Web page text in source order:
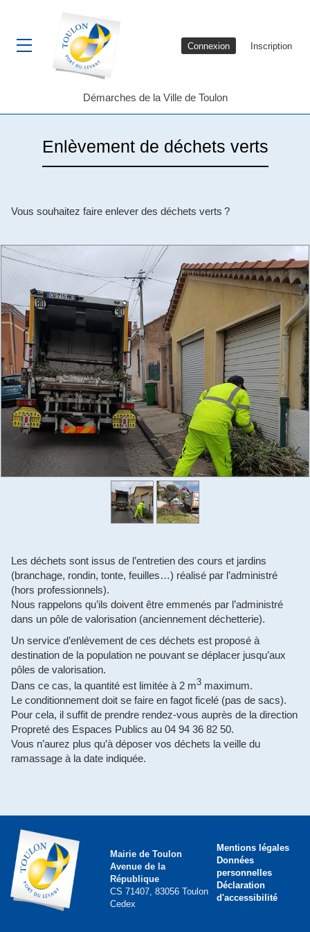
Connexion Inscription
Démarches de la Ville de Toulon
Ouvrir le menu
Enlèvement de déchets verts
Vous souhaitez faire enlever des déchets verts ?
Les déchets sont issus de l’entretien des cours et jardins
(branchage, rondin, tonte, feuilles…) réalisé par l’administré
(hors professionnels).
Nous rappelons qu’ils doivent être emmenés par l’administré
dans un pôle de valorisation (anciennement déchetterie).
Un service d’enlèvement de ces déchets est proposé à
destination de la population ne pouvant se déplacer jusqu’aux
pôles de valorisation.
Dans ce cas, la quantité est limitée à 2 m3 maximum.
Le conditionnement doit se faire en fagot ficelé (pas de sacs).
Pour cela, il suffit de prendre rendez-vous auprès de la direction
Propreté des Espaces Publics au 04 94 36 82 50.
Vous n’aurez plus qu’à déposer vos déchets la veille du
ramassage à la date indiquée.
Mairie de Toulon
Avenue de la
République
CS 71407, 83056 Toulon
Cedex
Mentions légales
Données
personnelles
Déclaration
d'accessibilité